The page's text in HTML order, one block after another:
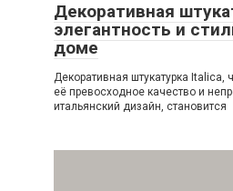
Декоративная
элегантность и
доме
Декоративная штукатурка Italica,
её превосходное качество и
итальянский дизайн, становится